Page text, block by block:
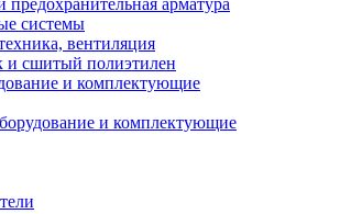
предохранительная арматура
системы
вентиляция
и сшитый полиэтилен
и комплектующие
и комплектующие